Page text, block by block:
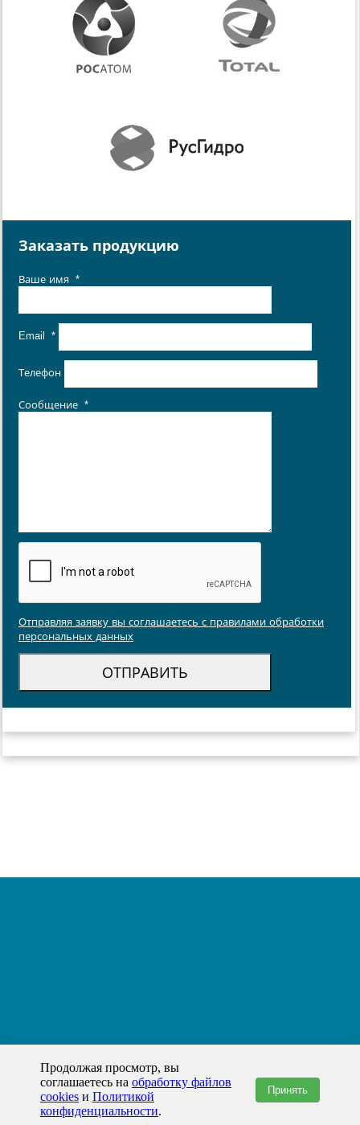
Заказать продукцию
Ваше имя *
Email *
Телефон
Сообщение *
Отправляя заявку вы соглашаетесь с правилами обработки
персональных данных
Продолжая просмотр, вы
соглашаетесь на обработку файлов
cookies и Политикой
конфиденциальности.
Принять